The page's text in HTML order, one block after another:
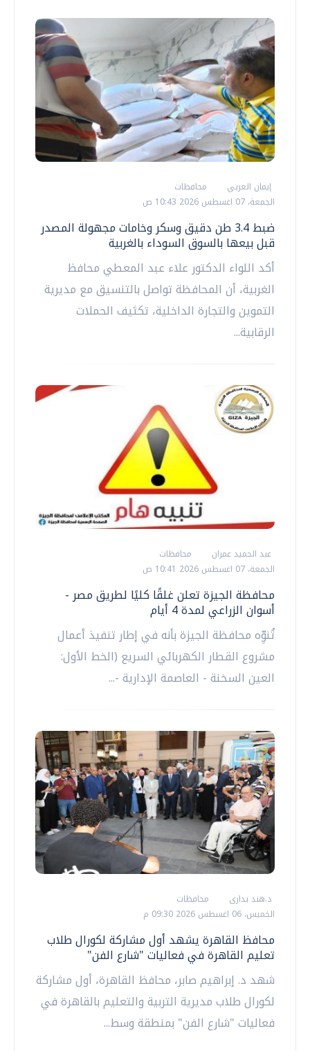
إيمان العربي
محافظات
الجمعة، 07 اغسطس 2026 10:43 ص
ضبط 3.4 طن دقيق وسكر وخامات مجهولة المصدر
قبل بيعها بالسوق السوداء بالغربية
أكد اللواء الدكتور علاء عبد المعطي محافظ
الغربية، أن المحافظة تواصل بالتنسيق مع مديرية
التموين والتجارة الداخلية، تكثيف الحملات
الرقابية...
عبد الحميد عمران
محافظات
الجمعة، 07 اغسطس 2026 10:41 ص
محافظة الجيزة تعلن غلقًا كليًا لطريق مصر -
أسوان الزراعي لمدة 4 أيام
تُنوِّه محافظة الجيزة بأنه في إطار تنفيذ أعمال
مشروع القطار الكهربائي السريع (الخط الأول:
العين السخنة - العاصمة الإدارية -...
د.هند بدارى
محافظات
الخميس، 06 اغسطس 2026 09:30 م
محافظ القاهرة يشهد أول مشاركة لكورال طلاب
تعليم القاهرة في فعاليات "شارع الفن"
شهد د. إبراهيم صابر، محافظ القاهرة، أول مشاركة
لكورال طلاب مديرية التربية والتعليم بالقاهرة في
فعاليات "شارع الفن" بمنطقة وسط...